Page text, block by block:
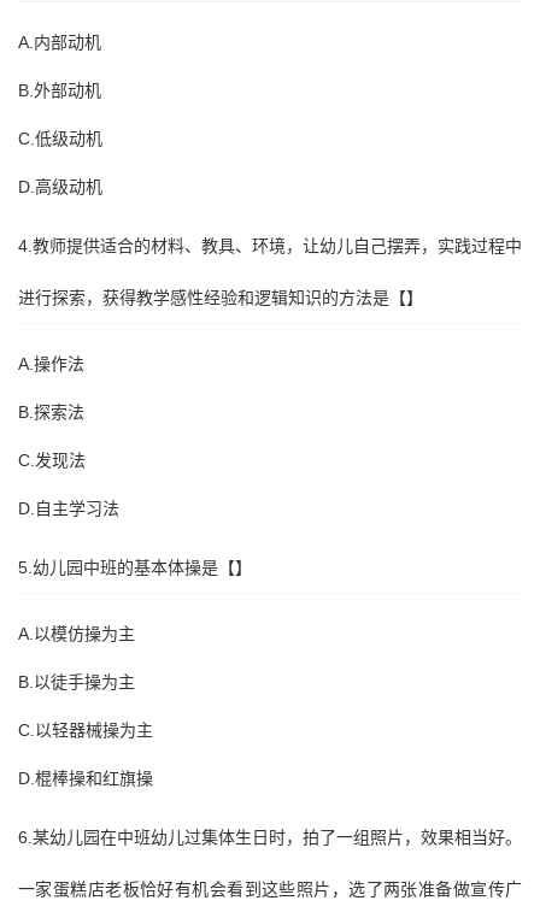
A.内部动机
B.外部动机
C.低级动机
D.高级动机
4.教师提供适合的材料、教具、环境，让幼儿自己摆弄，实践过程中
进行探索，获得教学感性经验和逻辑知识的方法是【】
A.操作法
B.探索法
C.发现法
D.自主学习法
5.幼儿园中班的基本体操是【】
A.以模仿操为主
B.以徒手操为主
C.以轻器械操为主
D.棍棒操和红旗操
6.某幼儿园在中班幼儿过集体生日时，拍了一组照片，效果相当好。
一家蛋糕店老板恰好有机会看到这些照片，选了两张准备做宣传广